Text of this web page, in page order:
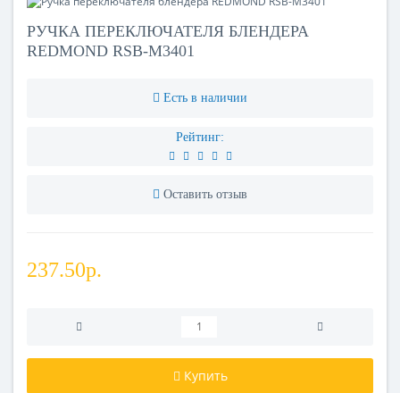
РУЧКА ПЕРЕКЛЮЧАТЕЛЯ БЛЕНДЕРА
REDMOND RSB-M3401
Есть в наличии
Рейтинг:
Оставить отзыв
237.50р.
Купить